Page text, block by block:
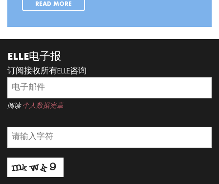
READ MORE
ELLE电子报
订阅接收所有ELLE咨询
阅读 个人数据宪章